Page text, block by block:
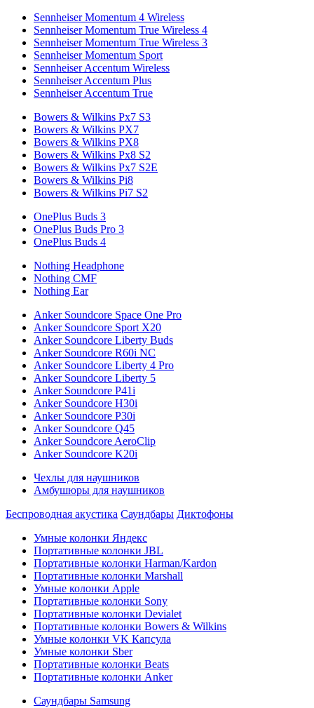
Sennheiser Momentum 4 Wireless
Sennheiser Momentum True Wireless 4
Sennheiser Momentum True Wireless 3
Sennheiser Momentum Sport
Sennheiser Accentum Wireless
Sennheiser Accentum Plus
Sennheiser Accentum True
Bowers & Wilkins Px7 S3
Bowers & Wilkins PX7
Bowers & Wilkins PX8
Bowers & Wilkins Px8 S2
Bowers & Wilkins Px7 S2E
Bowers & Wilkins Pi8
Bowers & Wilkins Pi7 S2
OnePlus Buds 3
OnePlus Buds Pro 3
OnePlus Buds 4
Nothing Headphone
Nothing CMF
Nothing Ear
Anker Soundcore Space One Pro
Anker Soundcore Sport X20
Anker Soundcore Liberty Buds
Anker Soundcore R60i NC
Anker Soundcore Liberty 4 Pro
Anker Soundcore Liberty 5
Anker Soundcore P41i
Anker Soundcore H30i
Anker Soundcore P30i
Anker Soundcore Q45
Anker Soundcore AeroClip
Anker Soundcore K20i
Чехлы для наушников
Амбушюры для наушников
Беспроводная акустика Саундбары Диктофоны
Умные колонки Яндекс
Портативные колонки JBL
Портативные колонки Harman/Kardon
Портативные колонки Marshall
Умные колонки Apple
Портативные колонки Sony
Портативные колонки Devialet
Портативные колонки Bowers & Wilkins
Умные колонки VK Капсула
Умные колонки Sber
Портативные колонки Beats
Портативные колонки Anker
Саундбары Samsung